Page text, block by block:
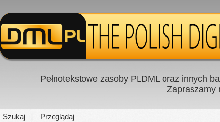
Pełnotekstowe zasoby PLDML oraz innych
Zapraszamy
Szukaj Przeglądaj